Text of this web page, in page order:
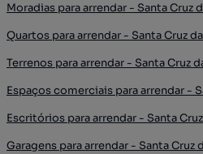
Moradias para arrendar - Santa Cruz
Quartos para arrendar - Santa Cruz
Terrenos para arrendar - Santa Cruz
Espaços comerciais para arrendar -
Escritórios para arrendar - Santa
Garagens para arrendar - Santa Cruz